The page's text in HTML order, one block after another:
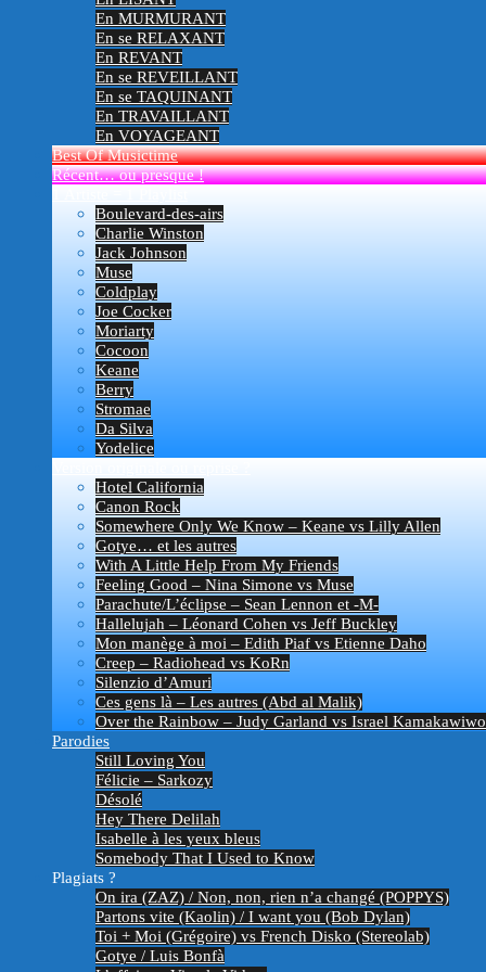
En MURMURANT
En se RELAXANT
En REVANT
En se REVEILLANT
En se TAQUINANT
En TRAVAILLANT
En VOYAGEANT
Best Of Musictime
Récent… ou presque !
Boulevard-des-airs
Charlie Winston
Jack Johnson
Muse
Coldplay
Joe Cocker
Moriarty
Cocoon
Keane
Berry
Stromae
Da Silva
Yodelice
Hotel California
Canon Rock
Somewhere Only We Know – Keane vs Lilly Allen
Gotye… et les autres
With A Little Help From My Friends
Feeling Good – Nina Simone vs Muse
Parachute/L’éclipse – Sean Lennon et -M-
Hallelujah – Léonard Cohen vs Jeff Buckley
Mon manège à moi – Edith Piaf vs Etienne Daho
Creep – Radiohead vs KoRn
Silenzio d’Amuri
Ces gens là – Les autres (Abd al Malik)
Over the Rainbow – Judy Garland vs Israel
Parodies
Still Loving You
Félicie – Sarkozy
Désolé
Hey There Delilah
Isabelle à les yeux bleus
Somebody That I Used to Know
Plagiats ?
On ira (ZAZ) / Non, non, rien n’a changé (POPPYS)
Partons vite (Kaolin) / I want you (Bob Dylan)
Toi + Moi (Grégoire) vs French Disko (Stereolab)
Gotye / Luis Bonfà